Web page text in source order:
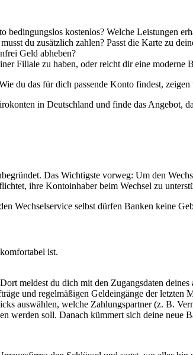
bedingungslos kostenlos? Welche Leistungen
du zusätzlich zahlen? Passt die Karte zu
Geld abheben?
Filiale zu haben, oder reicht dir eine moderne
du das für dich passende Konto findest,
in Deutschland und finde das Angebot,
Das Wichtigste vorweg: Um den
ihre Kontoinhaber beim Wechsel zu
Wechselservice selbst dürfen Banken keine
ist.
meldest du dich mit den Zugangsdaten deines
und regelmäßigen Geldeingänge der letzten
auswählen, welche Zahlungspartner (z. B.
werden soll. Danach kümmert sich deine neue